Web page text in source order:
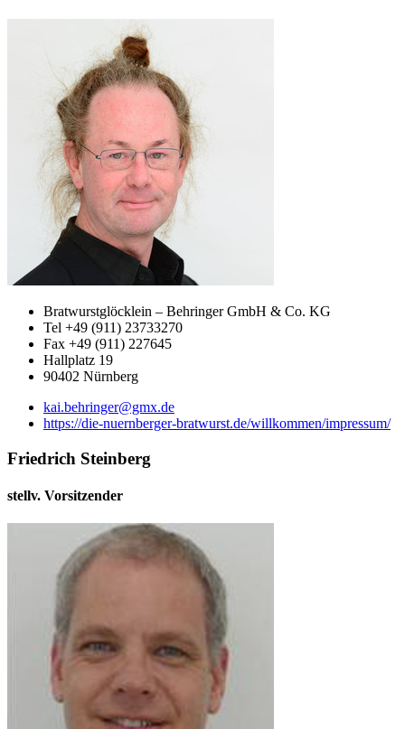
Bratwurstglöcklein – Behringer GmbH & Co. KG
Tel +49 (911) 23733270
Fax +49 (911) 227645
Hallplatz 19
90402 Nürnberg
kai.behringer@gmx.de
https://die-nuernberger-bratwurst.de/willkommen/impressum/
Friedrich Steinberg
stellv. Vorsitzender